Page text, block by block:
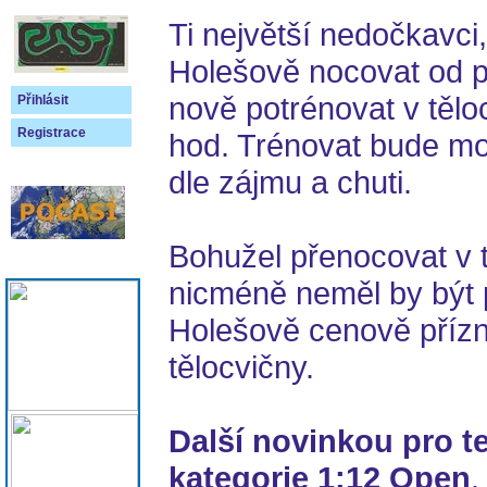
Přihlásit
Registrace
Ti největší
Holešově nocovat od
nově potrénovat v
hod. Trénovat bude
dle zájmu a chuti.
Bohužel přenocovat
nicméně neměl by
Holešově cenově
tělocvičny.
Další novinkou pro
kategorie 1:12 Open